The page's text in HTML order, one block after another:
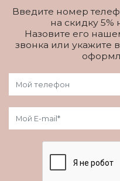
Введите номер
на скидку 5%
Назовите его
звонка или укажите